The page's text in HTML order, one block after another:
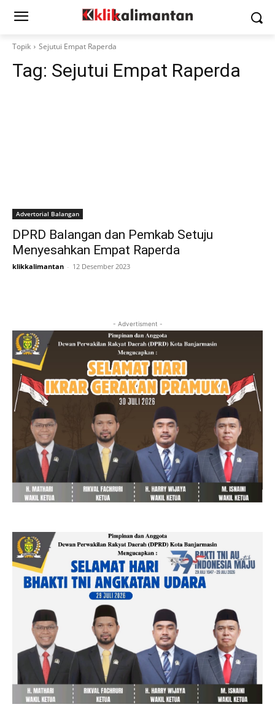
Topik Sejutui Empat Raperda
Tag: Sejutui Empat Raperda
Advertorial Balangan
DPRD Balangan dan Pemkab Setuju
Menyesahkan Empat Raperda
klikkalimantan - 12 Desember 2023
- Advertisment -